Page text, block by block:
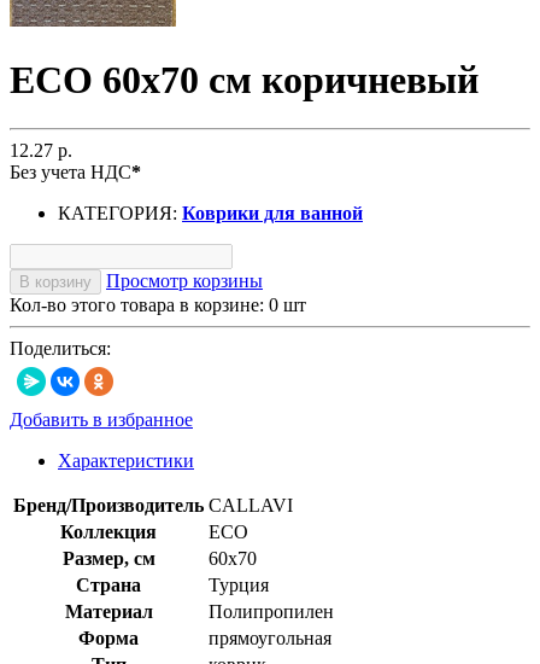
ECO 60х70 см коричневый
12.27 р.
Без учета НДС*
КАТЕГОРИЯ: Коврики для ванной
В корзину
Просмотр корзины
Кол-во этого товара в корзине: 0 шт
Поделиться:
Добавить в избранное
Характеристики
Бренд/Производитель CALLAVI
Коллекция
ECO
Размер, см
60x70
Страна
Турция
Материал
Полипропилен
Форма
прямоугольная